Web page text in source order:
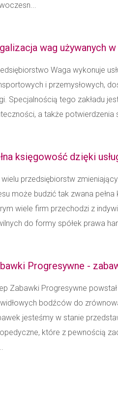
wag używanych
Waga wykonuje
i przemysłowych,
Specjalnością tego zakładu
a także potwierdzenia
księgowość dzięki
wielu przedsiębiorstw
może budzić tak zwana
wiele firm przechodzi z
do formy spółek prawa
Progresywne -
Zabawki Progresywne
bodźców do
jesteśmy w stanie
które z pewnością